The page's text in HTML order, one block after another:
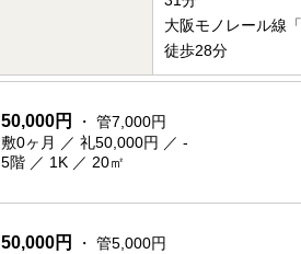
大阪モノレール線
徒歩28分
50,000円
・ 管7,000円
敷0ヶ月 ／ 礼50,000円 ／ -
5階 ／ 1K ／ 20㎡
50,000円
・ 管5,000円